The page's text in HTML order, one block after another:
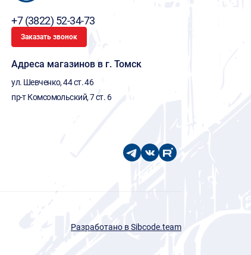
+7 (3822) 52-34-73
Заказать звонок
Адреса магазинов в г. Томск
ул. Шевченко, 44 ст. 46
пр-т Комсомольский, 7 ст. 6
Разработано в Sibcode.team